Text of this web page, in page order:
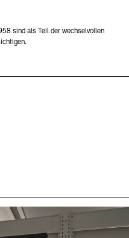
sind als Teil der wechselvollen